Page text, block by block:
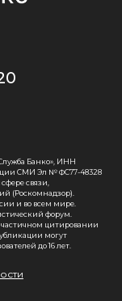
Банко», ИНН
СМИ Эл № ФС77-48328
связи,
(Роскомнадзор).
и во всем мире.
форум.
цитировании
могут
до 16 лет.